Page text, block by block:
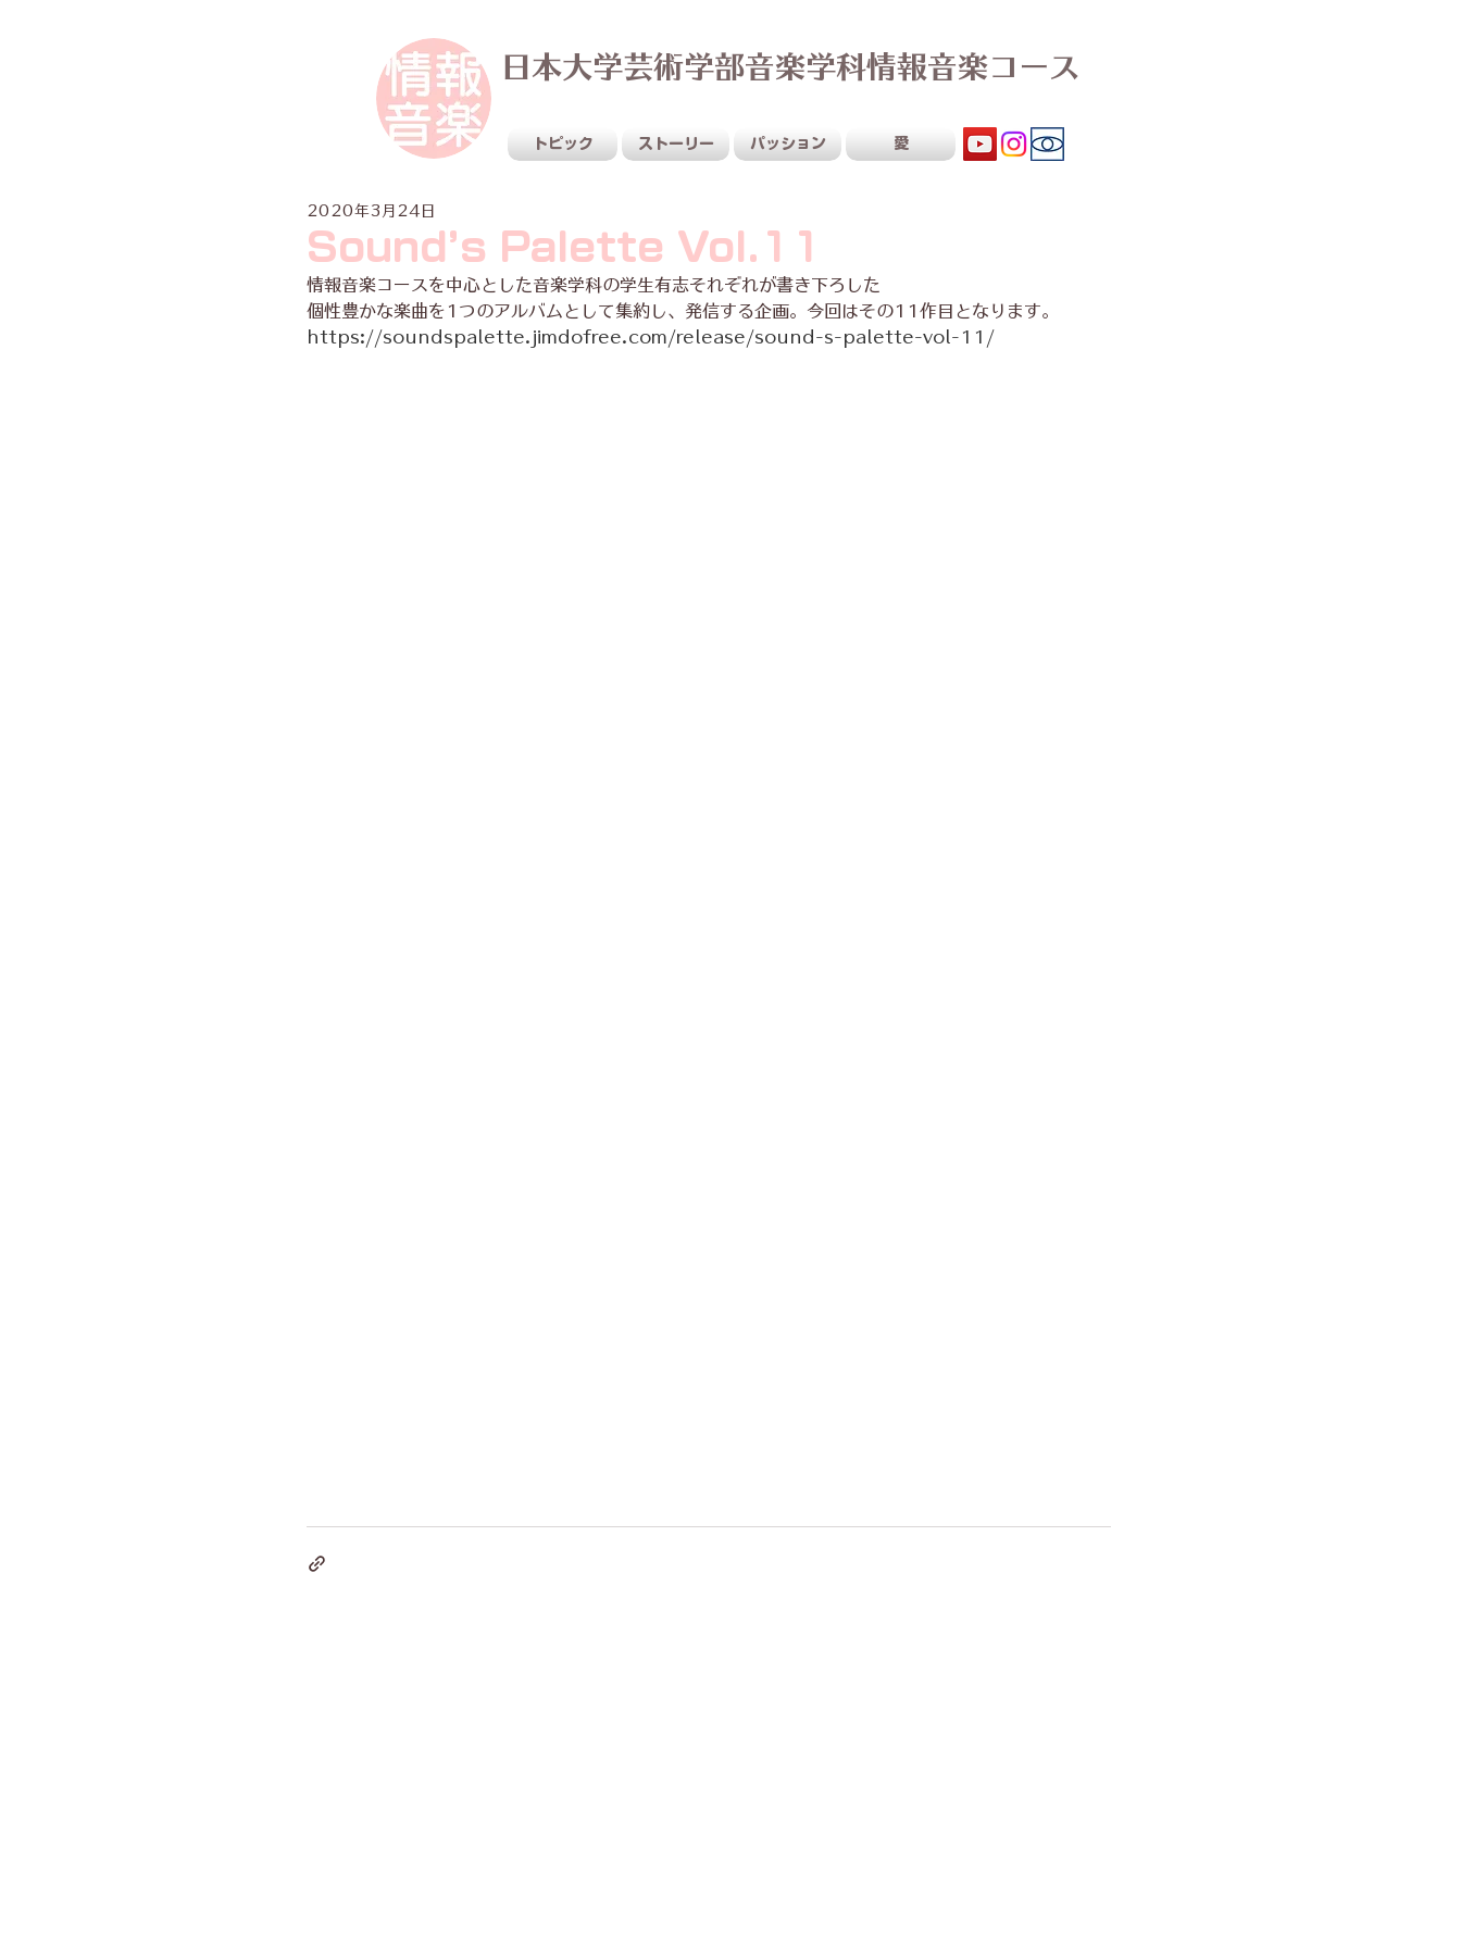
日本大学芸術学部音楽学科情報音楽コース
トピック ストーリー パッション 愛
Sound’s Palette Vol.11
2020年3月24日
情報音楽コースを中心とした音楽学科の学生有志それぞれが書き下ろした
個性豊かな楽曲を1つのアルバムとして集約し、発信する企画。今回はその11作目となります。
https://soundspalette.jimdofree.com/release/sound-s-palette-vol-11/